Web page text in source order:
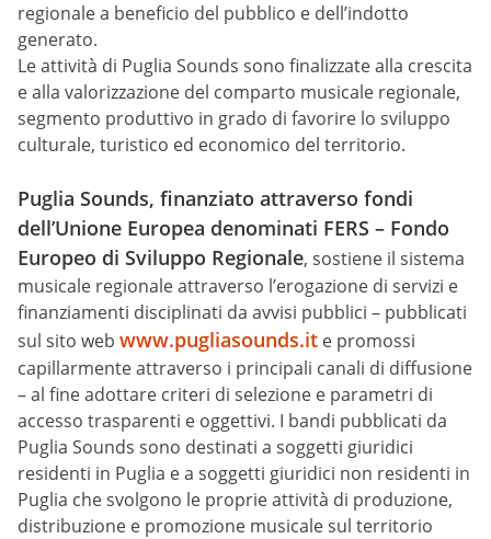
regionale a beneficio del pubblico e dell’indotto
generato.
Le attività di Puglia Sounds sono finalizzate alla crescita
e alla valorizzazione del comparto musicale regionale,
segmento produttivo in grado di favorire lo sviluppo
culturale, turistico ed economico del territorio.
Puglia Sounds, finanziato attraverso fondi
dell’Unione Europea denominati FERS – Fondo
Europeo di Sviluppo Regionale, sostiene il sistema
musicale regionale attraverso l’erogazione di servizi e
finanziamenti disciplinati da avvisi pubblici – pubblicati
sul sito web www.pugliasounds.it e promossi
capillarmente attraverso i principali canali di diffusione
– al fine adottare criteri di selezione e parametri di
accesso trasparenti e oggettivi. I bandi pubblicati da
Puglia Sounds sono destinati a soggetti giuridici
residenti in Puglia e a soggetti giuridici non residenti in
Puglia che svolgono le proprie attività di produzione,
distribuzione e promozione musicale sul territorio